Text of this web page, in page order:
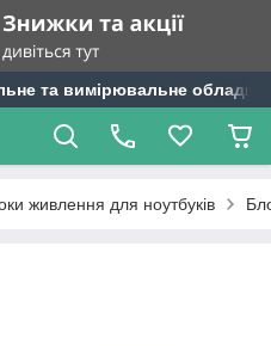
та вимірювальне
живлення для ноутбуків